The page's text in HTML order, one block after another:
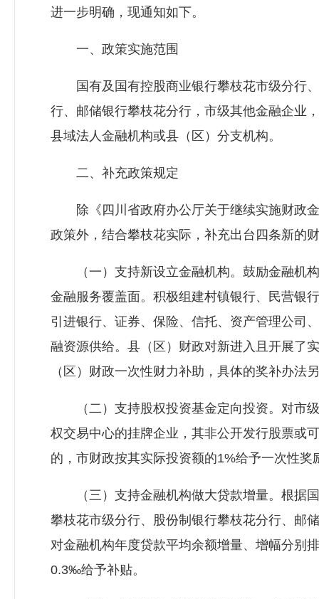
进一步明确，现通知如下。
一、政策实施范围
国有及国有控股商业银行攀枝花市级分行、
行、邮储银行攀枝花分行，市级其他金融企业
县域法人金融机构或县（区）分支机构。
二、补充政策规定
除《四川省政府办公厅关于继续实施财政金
政策外，结合攀枝花实际，补充出台四条新的
（一）支持新设立金融机构。鼓励金融机构
金融服务覆盖面。积极组建村镇银行、民营银
引进银行、证券、保险、信托、资产管理公司
融资源供给。县（区）财政对新进入且开展了
（区）财政一次性财力补助，具体的奖补办法
（二）支持股权投资基金定向投资。对市级
权交易中心的挂牌企业，其非公开发行股票或
的，市财政按其实际投资额的1%给予一次性
（三）支持金融机构做大贷款增量。根据国
攀枝花市级分行、股份制银行攀枝花分行、邮
对金融机构年度贷款平均余额增量、增幅分别
0.3‰给予补贴。